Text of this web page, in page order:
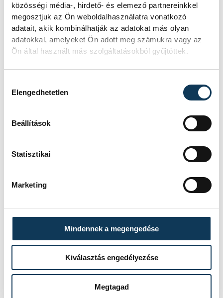
közösségi média-, hirdető- és elemező partnereinkkel
megosztjuk az Ön weboldalhasználatra vonatkozó
adatait, akik kombinálhatják az adatokat más olyan
adatokkal, amelyeket Ön adott meg számukra vagy az
Ön által használt más szolgáltatásokból gyűjtöttek.
Elengedhetetlen
Beállítások
Statisztikai
Marketing
Mindennek a megengedése
Kiválasztás engedélyezése
Megtagad
KÜLFÖLD
Távozik Keir Starmer brit
miniszterelnök
Távozik a kormányzó brit Munkáspárt
éléről Keir Starmer miniszterelnök,
akinek így kormányfői megbízatása is